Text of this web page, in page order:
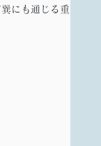
にも通じる重